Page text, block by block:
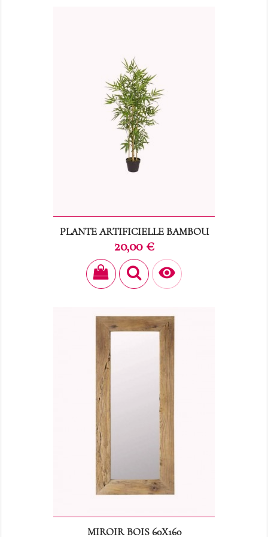
PLANTE ARTIFICIELLE BAMBOU
Prix
20,00 €

MIROIR BOIS 60X160